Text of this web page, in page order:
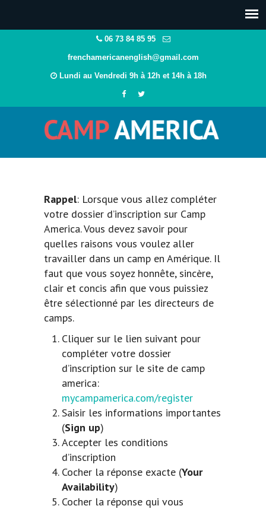
06 73 84 85 95
frenchamericanenglish@gmail.com
Lundi au Vendredi 9h à 12h et 14h à 18h
Rappel: Lorsque vous allez compléter
votre dossier d’inscription sur Camp
America. Vous devez savoir pour
quelles raisons vous voulez aller
travailler dans un camp en Amérique. Il
faut que vous soyez honnête, sincère,
clair et concis afin que vous puissiez
être sélectionné par les directeurs de
camps.
Cliquer sur le lien suivant pour
compléter votre dossier
d’inscription sur le site de camp
america:
mycampamerica.com/register
Saisir les informations importantes
(Sign up)
Accepter les conditions
d’inscription
Cocher la réponse exacte (Your
Availability)
Cocher la réponse qui vous